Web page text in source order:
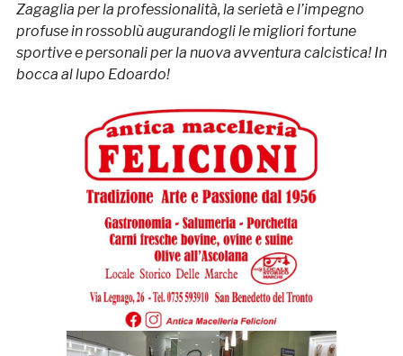
Zagaglia per la professionalità, la serietà e l’impegno
profuse in rossoblù augurandogli le migliori fortune
sportive e personali per la nuova avventura calcistica! In
bocca al lupo Edoardo!